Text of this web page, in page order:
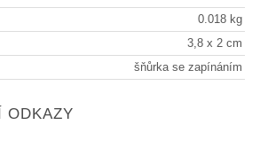
0.018 kg
3,8 x 2 cm
šňůrka se zapínáním
ODKAZY